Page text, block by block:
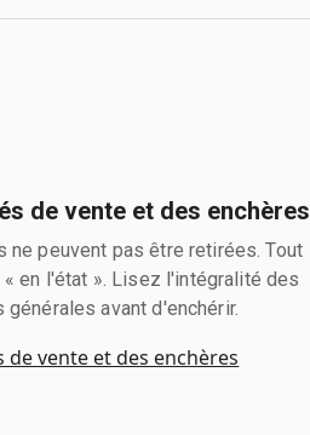
de vente et des enchères
ne peuvent pas être retirées. Tout
en l'état ». Lisez l'intégralité des
générales avant d'enchérir.
de vente et des enchères